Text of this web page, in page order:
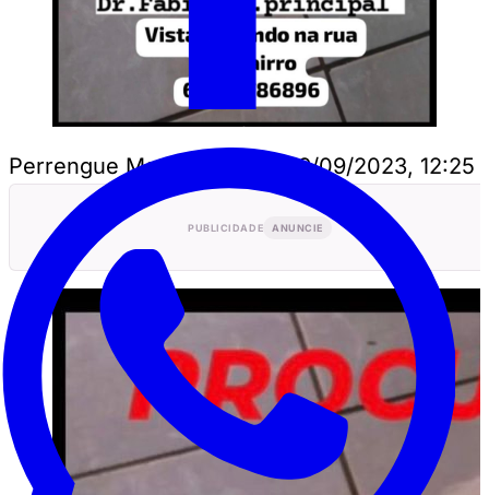
Perrengue Mato Grosso 29/09/2023, 12:25
PUBLICIDADE ANUNCIE